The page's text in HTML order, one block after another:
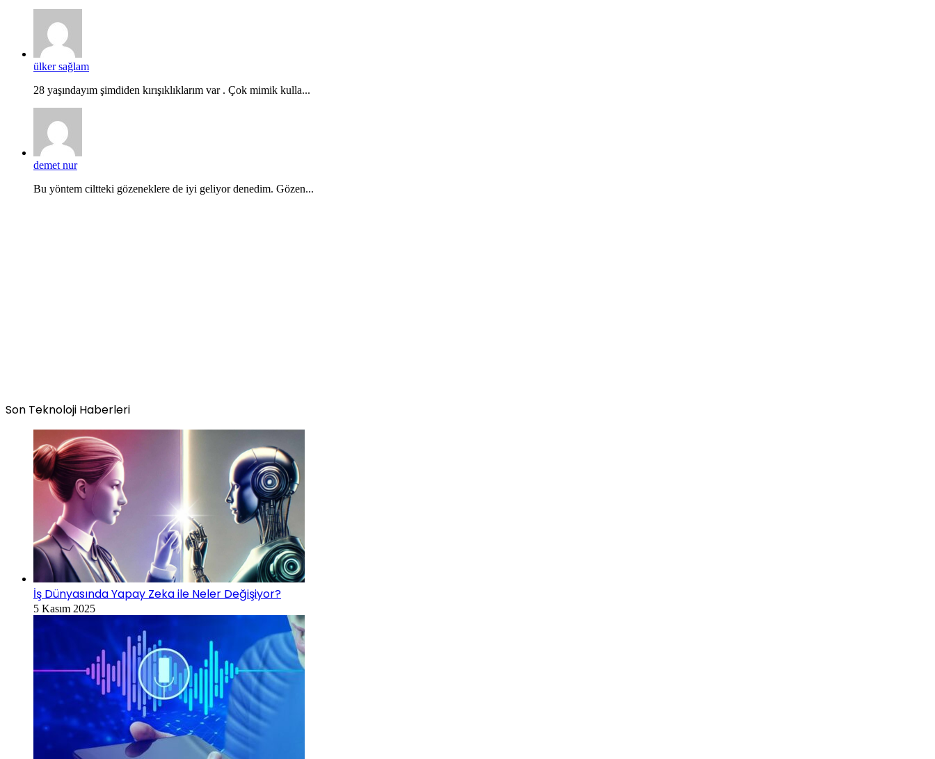
ülker sağlam
28 yaşındayım şimdiden kırışıklıklarım var . Çok mimik kulla...
demet nur
Bu yöntem ciltteki gözeneklere de iyi geliyor denedim. Gözen...
Son Teknoloji Haberleri
İş Dünyasında Yapay Zeka ile Neler Değişiyor?
5 Kasım 2025